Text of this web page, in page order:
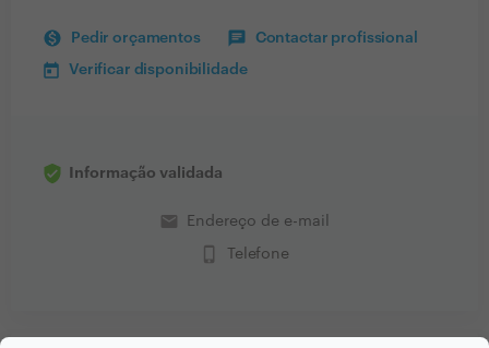
Pedir orçamentos Contactar profissional
Verificar disponibilidade
Informação validada
email Endereço de e-mail
phone_iphone Telefone